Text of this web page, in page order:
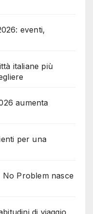
eventi,
italiane più
aumenta
per una
No Problem nasce
di viaggio